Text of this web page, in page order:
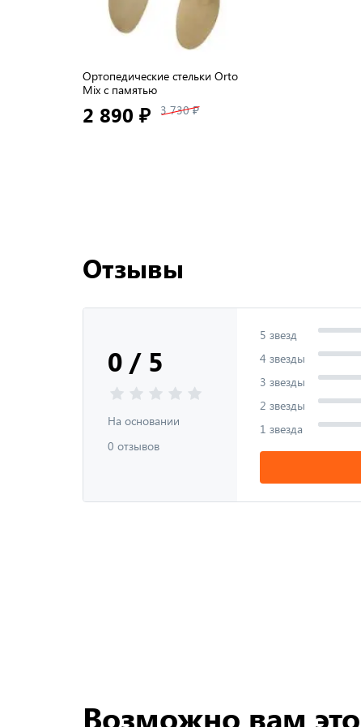
Ортопедические стельки Orto
Mix с памятью
2 890 ₽ 3 730 ₽
Отзывы
0 / 5
На основании
0 отзывов
5 звезд
4 звезды
3 звезды
2 звезды
1 звезда
Возможно вам